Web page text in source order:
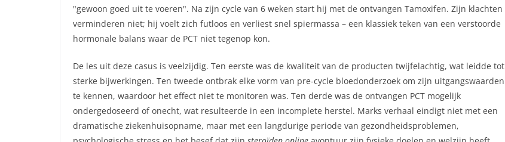
"gewoon goed uit te voeren". Na zijn cycle van 6 weken start hij met de ontvangen Tamoxifen. Zijn klachten
verminderen niet; hij voelt zich futloos en verliest snel spiermassa – een klassiek teken van een verstoorde
hormonale balans waar de PCT niet tegenop kon.
De les uit deze casus is veelzijdig. Ten eerste was de kwaliteit van de producten twijfelachtig, wat leidde tot
sterke bijwerkingen. Ten tweede ontbrak elke vorm van pre-cycle bloedonderzoek om zijn uitgangswaarden
te kennen, waardoor het effect niet te monitoren was. Ten derde was de ontvangen PCT mogelijk
ondergedoseerd of onecht, wat resulteerde in een incomplete herstel. Marks verhaal eindigt niet met een
dramatische ziekenhuisopname, maar met een langdurige periode van gezondheidsproblemen,